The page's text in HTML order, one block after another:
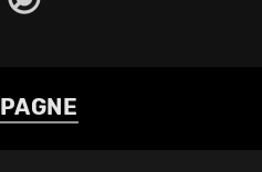
an der genutzten VVK-
chimperator-live.de/
Stay tuned - da kommt